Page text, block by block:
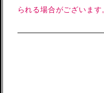
られる場合がございます